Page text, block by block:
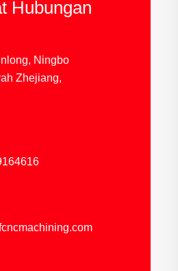
Hubungan
Ningbo
Zhejiang,